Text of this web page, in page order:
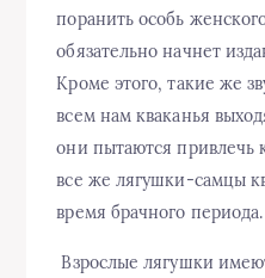
поранить особь
обязательно начнет
Кроме этого, такие же
всем нам кваканья
они пытаются привлечь
все же лягушки-самцы
время брачного периода.
Взрослые лягушки